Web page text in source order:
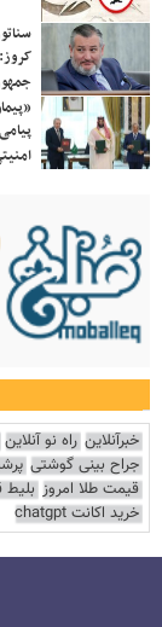
خبرآنلاین راه نو آنلاین
جراح بینی گوشتی
قیمت طلا امروز بلیط
خرید اکانت chatgpt